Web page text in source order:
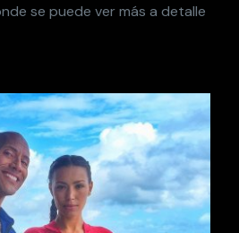
se puede ver más a detalle